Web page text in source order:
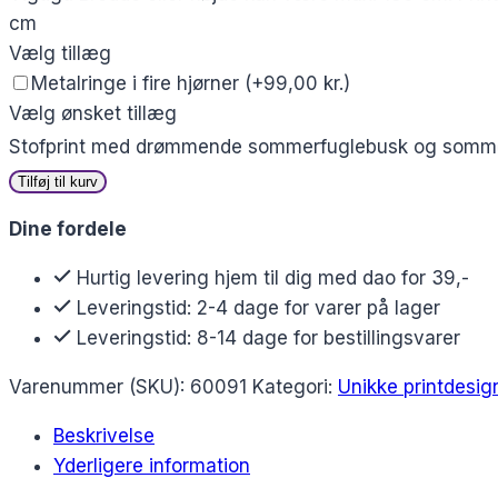
cm
Vælg tillæg
Metalringe i fire hjørner (+99,00 kr.)
Vælg ønsket tillæg
Stofprint med drømmende sommerfuglebusk og
Tilføj til kurv
Dine fordele
Hurtig levering hjem til dig med dao for 39,-
Leveringstid: 2-4 dage for varer på lager
Leveringstid: 8-14 dage for bestillingsvarer
Varenummer (SKU): 60091 Kategori: Unikke
Beskrivelse
Yderligere information